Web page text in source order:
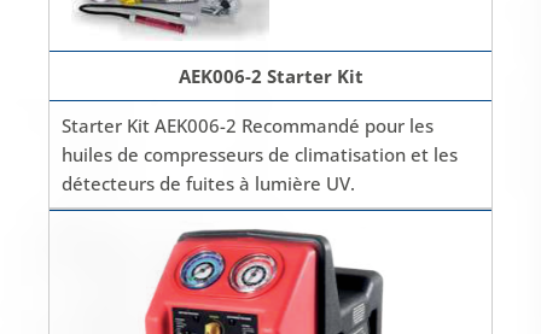
AEK006-2 Starter Kit
Starter Kit AEK006-2 Recommandé pour les
huiles de compresseurs de climatisation et les
détecteurs de fuites à lumière UV.